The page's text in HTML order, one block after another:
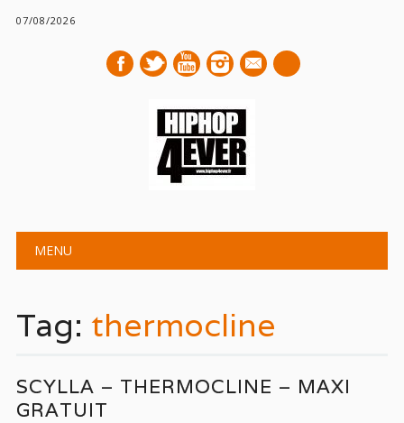
07/08/2026
mail
Main menu
MENU
Tag: thermocline
SCYLLA – THERMOCLINE – MAXI
GRATUIT